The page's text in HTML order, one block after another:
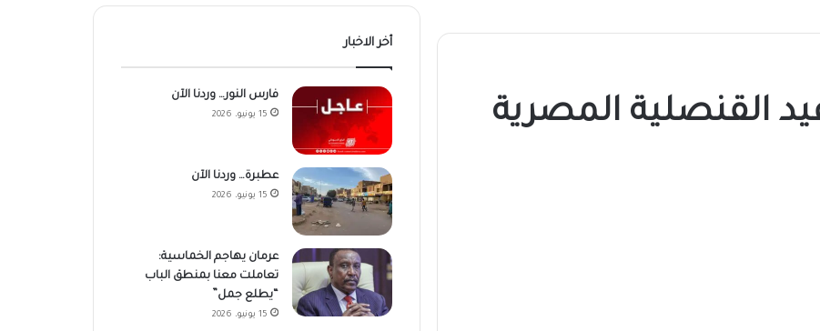
القنصلية المصرية
أخر الاخبار
فارس النور… وردنا الآن
15 يونيو، 2026
عطبرة… وردنا الآن
15 يونيو، 2026
عرمان يهاجم الخماسية:
تعاملت معنا بمنطق الباب
“يطلع جمل”
15 يونيو، 2026